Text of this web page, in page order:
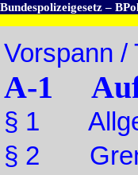
Bundespolizeigesetz –
Vorspann /
A-1
§ 1
§ 2